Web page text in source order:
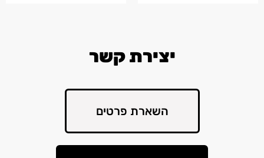
יצירת קשר
השארת פרטים